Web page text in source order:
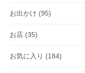
お出かけ (95)
お店 (35)
お気に入り (184)